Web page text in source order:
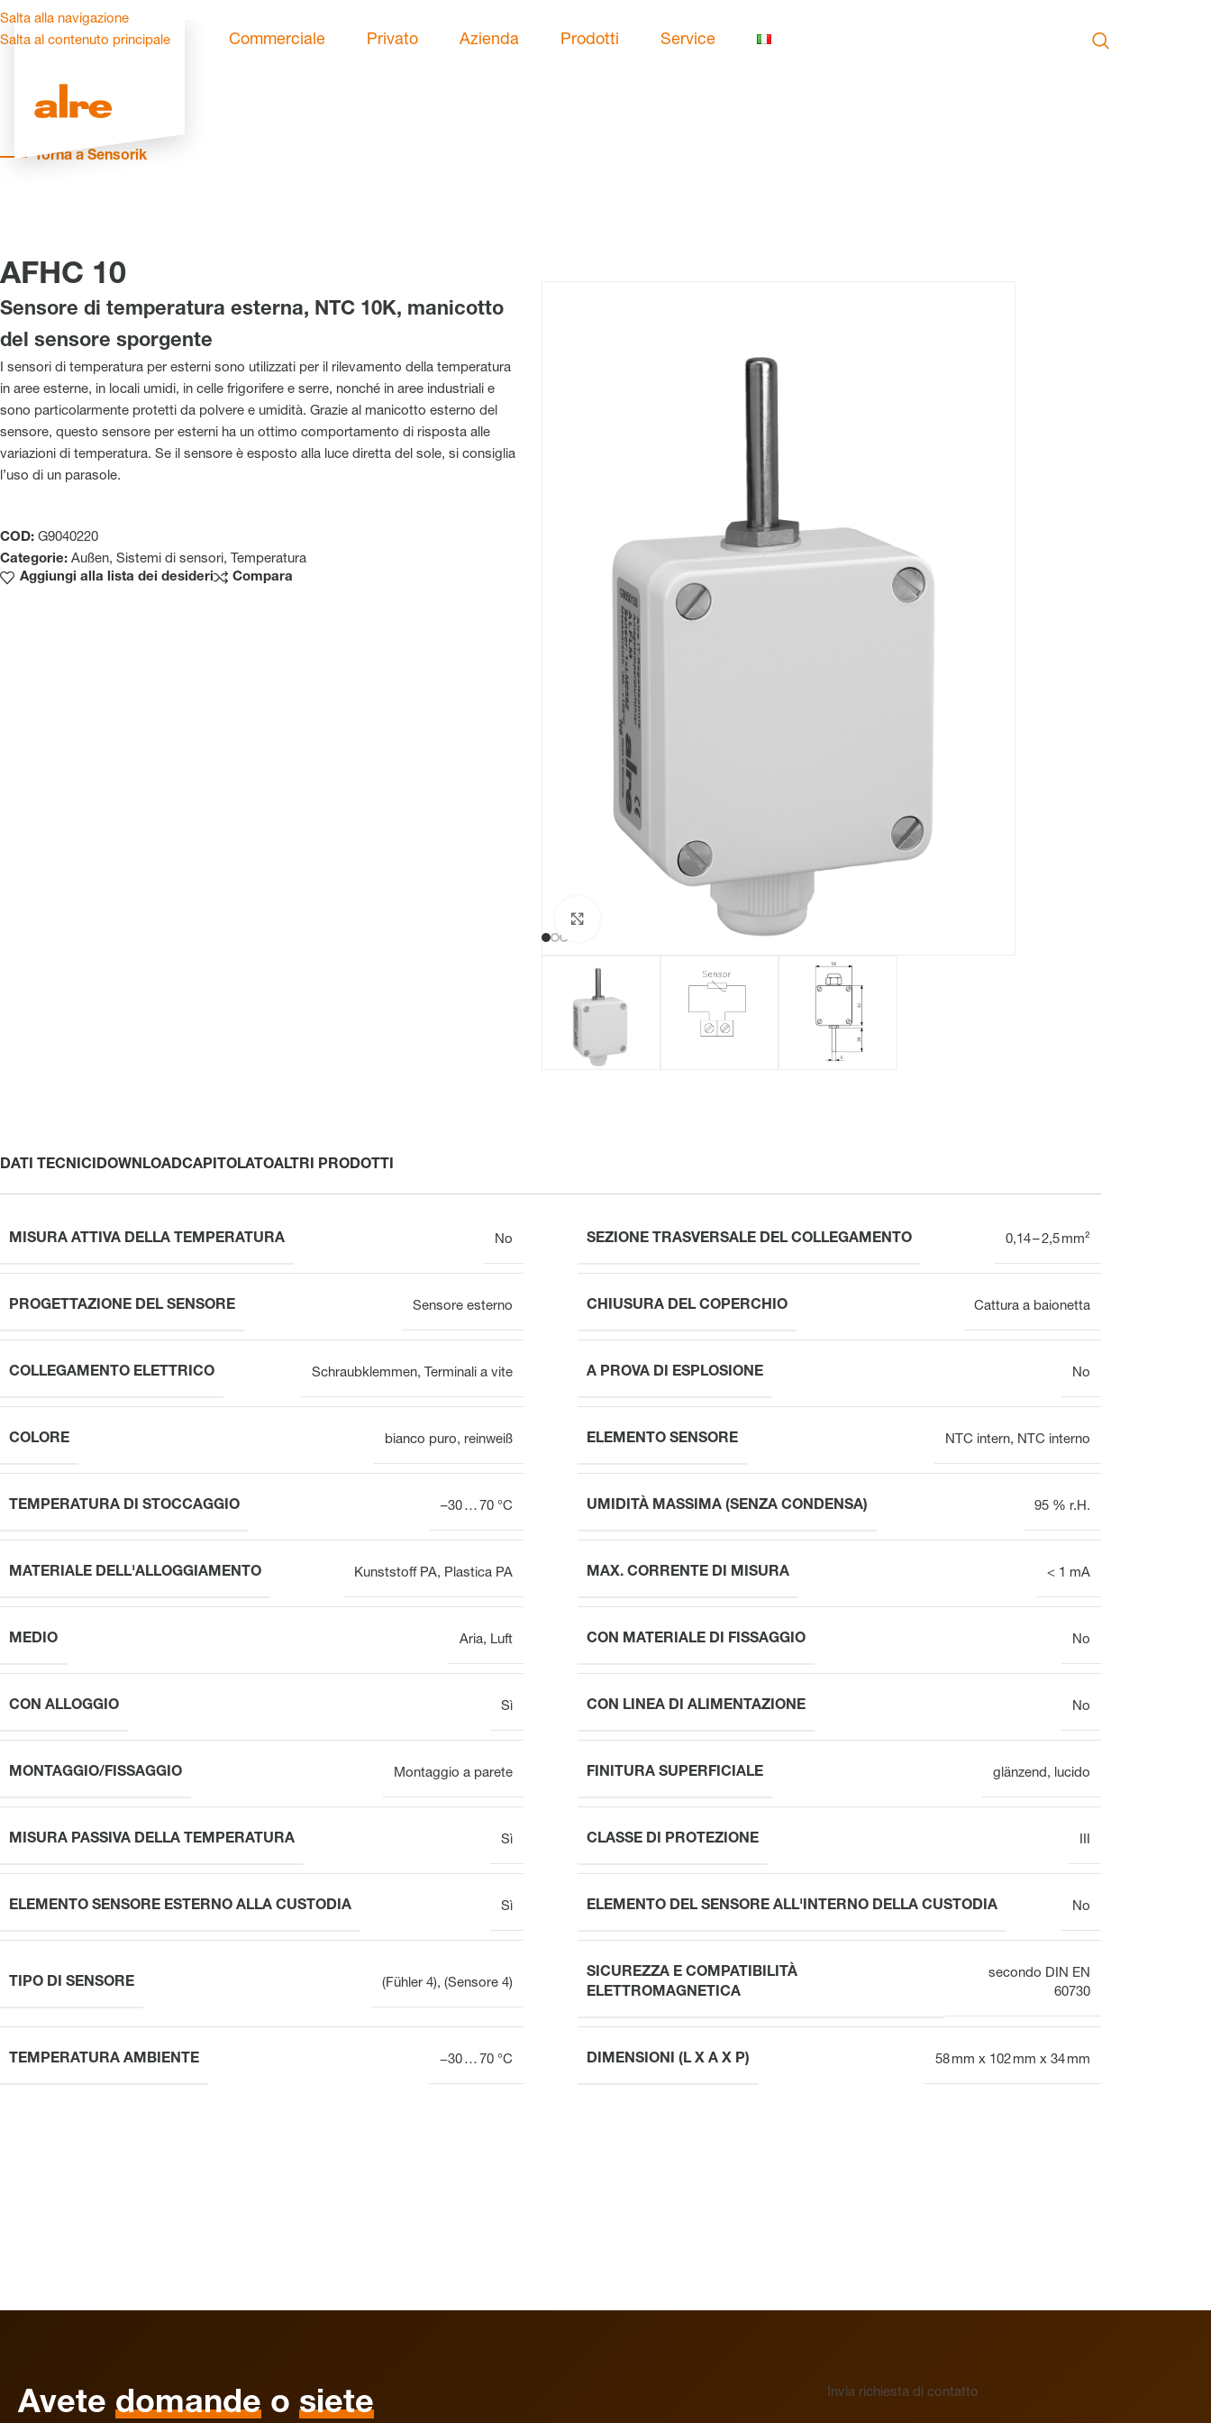
Salta alla navigazione
Salta al contenuto principale
Commerciale Privato Azienda Prodotti
Montaggio ad incasso
Meccanico
Valvola Panoramica
Service
Torna a Sensorik
AFHC 10
Sensore di temperatura esterna, NTC 10K, manicotto
del sensore sporgente
I sensori di temperatura per esterni sono utilizzati per il rilevamento della temperatura
in aree esterne, in locali umidi, in celle frigorifere e serre, nonché in aree industriali e
sono particolarmente protetti da polvere e umidità. Grazie al manicotto esterno del
sensore, questo sensore per esterni ha un ottimo comportamento di risposta alle
variazioni di temperatura. Se il sensore è esposto alla luce diretta del sole, si consiglia
l’uso di un parasole.
COD: G9040220
Categorie: Außen, Sistemi di sensori, Temperatura
Aggiungi alla lista dei desideri
Compara
Clicca per ingrandire
DATI TECNICIDOWNLOADCAPITOLATOALTRI PRODOTTI
MISURA ATTIVA DELLA TEMPERATURA No SEZIONE TRASVERSALE DEL COLLEGAMENTO 0,14 – 2,5 mm²
PROGETTAZIONE DEL SENSORE Sensore esterno CHIUSURA DEL COPERCHIO Cattura a baionetta
COLLEGAMENTO ELETTRICO Schraubklemmen, Terminali a vite A PROVA DI ESPLOSIONE No
COLORE bianco puro, reinweiß ELEMENTO SENSORE NTC intern, NTC interno
TEMPERATURA DI STOCCAGGIO –30 … 70 °C UMIDITÀ MASSIMA (SENZA CONDENSA) 95 % r.H.
MATERIALE DELL'ALLOGGIAMENTO Kunststoff PA, Plastica PA MAX. CORRENTE DI MISURA < 1 mA
MEDIO Aria, Luft CON MATERIALE DI FISSAGGIO No
CON ALLOGGIO Sì CON LINEA DI ALIMENTAZIONE No
MONTAGGIO/FISSAGGIO Montaggio a parete FINITURA SUPERFICIALE glänzend , lucido
MISURA PASSIVA DELLA TEMPERATURA Sì CLASSE DI PROTEZIONE
ELEMENTO SENSORE ESTERNO ALLA CUSTODIA Sì ELEMENTO DEL SENSORE ALL'INTERNO DELLA CUSTODIA No
TIPO DI SENSORE (Fühler 4), (Sensore 4)
SICUREZZA E COMPATIBILITÀ
ELETTROMAGNETICA
secondo DIN EN
60730
TEMPERATURA AMBIENTE −30 … 70 °C DIMENSIONI (L X A X P) 58 mm x 102 mm x 34 mm
Avete domande o siete Invia richiesta di contatto